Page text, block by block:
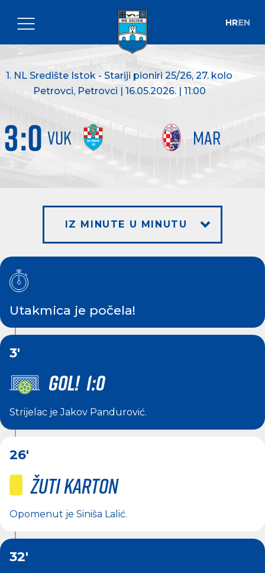
HREN
1. NL Središte Istok - Stariji pioniri 25/26, 27. kolo
Petrovci, Petrovci | 16.05.2026. | 11:00
VUK MAR
3:0
IZ MINUTE U MINUTU
Utakmica je počela!
3'
GOL! 1:0
Strijelac jeJakov Pandurović.
26'
Žuti karton
Opomenut je Siniša Lalić.
32'